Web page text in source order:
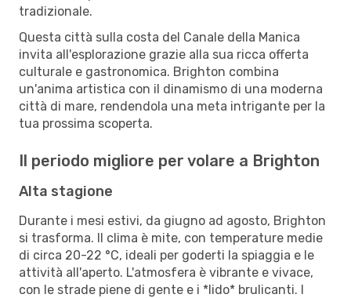
tradizionale.
Questa città sulla costa del Canale della Manica
invita all'esplorazione grazie alla sua ricca offerta
culturale e gastronomica. Brighton combina
un'anima artistica con il dinamismo di una moderna
città di mare, rendendola una meta intrigante per la
tua prossima scoperta.
Il periodo migliore per volare a Brighton
Alta stagione
Durante i mesi estivi, da giugno ad agosto, Brighton
si trasforma. Il clima è mite, con temperature medie
di circa 20-22 °C, ideali per goderti la spiaggia e le
attività all'aperto. L'atmosfera è vibrante e vivace,
con le strade piene di gente e i *lido* brulicanti. I